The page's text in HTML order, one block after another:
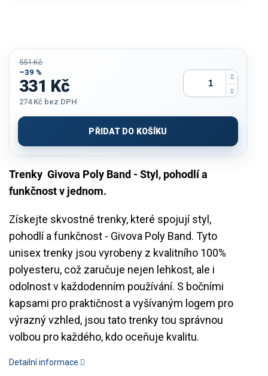
Trenky Givova Poly Band - Styl, pohodlí a
funkčnost v jednom.
Získejte skvostné trenky, které spojují styl,
pohodlí a funkčnost - Givova Poly Band. Tyto
unisex trenky jsou vyrobeny z kvalitního 100%
polyesteru, což zaručuje nejen lehkost, ale i
odolnost v každodenním používání. S bočními
kapsami pro praktičnost a vyšívaným logem pro
výrazný vzhled, jsou tato trenky tou správnou
volbou pro každého, kdo oceňuje kvalitu.
Detailní informace
551 Kč
–39 %
331 Kč
274 Kč bez DPH
cena:
PŘIDAT DO KOŠÍKU